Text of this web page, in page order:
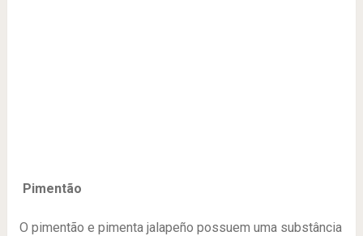
Pimentão
O pimentão e pimenta jalapeño possuem uma substância